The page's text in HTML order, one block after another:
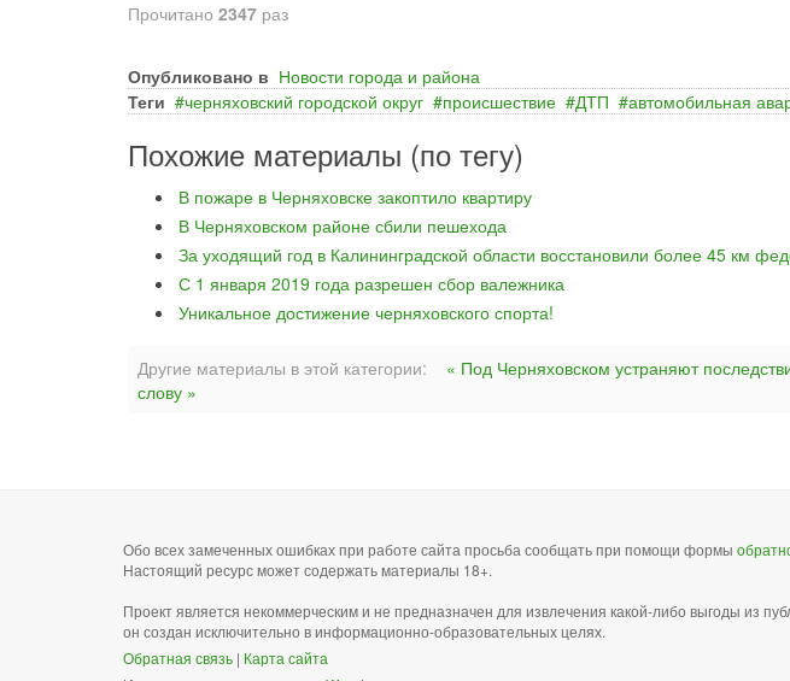
Прочитано 2347 раз
Опубликовано в Новости города и района
Теги
черняховский городской округ происшествие ДТП автомобильная
Похожие материалы (по тегу)
В пожаре в Черняховске закоптило квартиру
В Черняховском районе сбили пешехода
За уходящий год в Калининградской области восстановили более 45 км
С 1 января 2019 года разрешен сбор валежника
Уникальное достижение черняховского спорта!
Другие материалы в этой категории: « Под Черняховском устраняют
слову »
Обо всех замеченных ошибках при работе сайта просьба сообщать при помощи формы
Настоящий ресурс может содержать материалы 18+.
Проект является некоммерческим и не предназначен для извлечения какой-либо выгоды из
он создан исключительно в информационно-образовательных целях.
Обратная связь | Карта сайта